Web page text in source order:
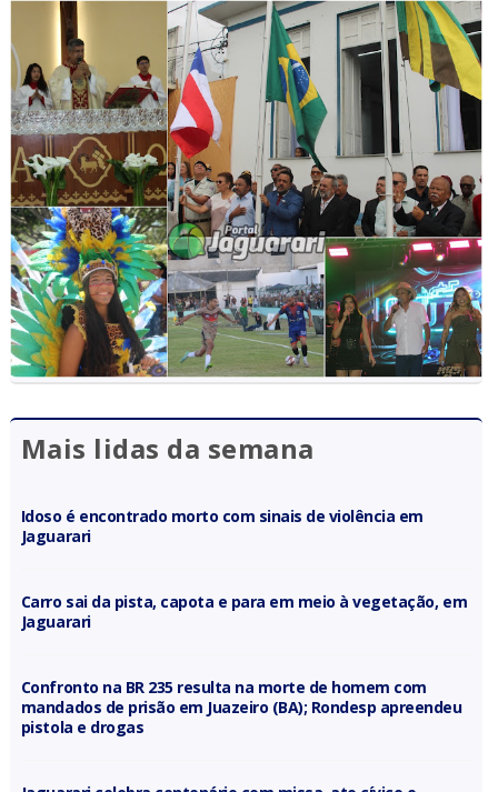
Mais lidas da semana
Idoso é encontrado morto com sinais de violência em
Jaguarari
Carro sai da pista, capota e para em meio à vegetação, em
Jaguarari
Confronto na BR 235 resulta na morte de homem com
mandados de prisão em Juazeiro (BA); Rondesp apreendeu
pistola e drogas